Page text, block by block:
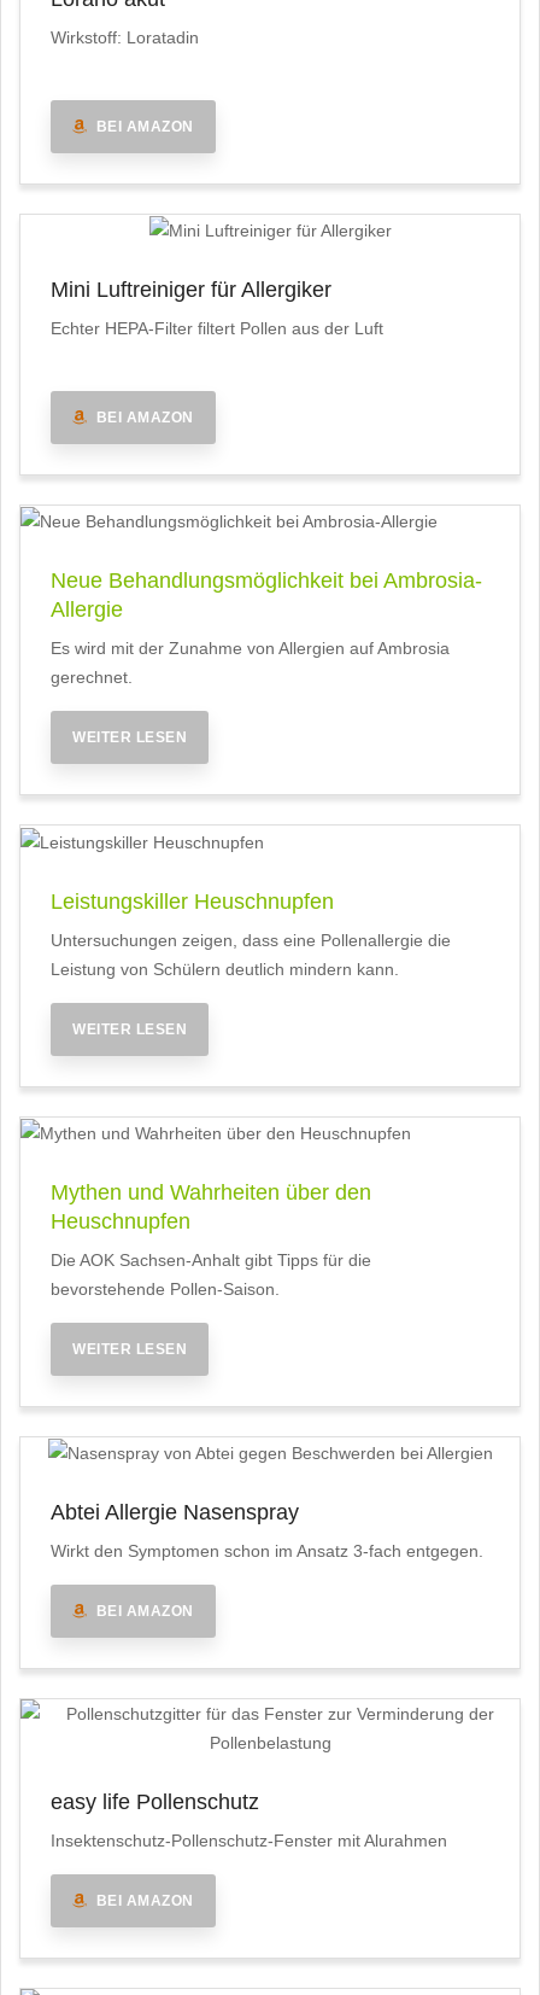
Wirkstoff: Loratadin
BEI AMAZON
Mini Luftreiniger für Allergiker
Echter HEPA-Filter filtert Pollen aus der Luft
BEI AMAZON
Neue Behandlungsmöglichkeit bei Ambrosia-
Allergie
Es wird mit der Zunahme von Allergien auf Ambrosia
gerechnet.
WEITER LESEN
Leistungskiller Heuschnupfen
Untersuchungen zeigen, dass eine Pollenallergie die
Leistung von Schülern deutlich mindern kann.
WEITER LESEN
Mythen und Wahrheiten über den
Heuschnupfen
Die AOK Sachsen-Anhalt gibt Tipps für die
bevorstehende Pollen-Saison.
WEITER LESEN
Abtei Allergie Nasenspray
Wirkt den Symptomen schon im Ansatz 3-fach entgegen.
BEI AMAZON
easy life Pollenschutz
Insektenschutz-Pollenschutz-Fenster mit Alurahmen
BEI AMAZON